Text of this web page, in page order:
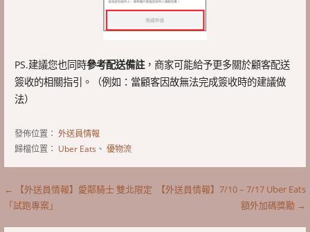
PS.建議您也同時參考配送備註，商家可能給予更多關於顧客配送
簽收的相關指引。（例如：當顧客因故無法完成簽收時的建議做
法）
發佈位置： 外送員情報
歸檔位置： Uber Eats 、 優物流
文
章
← 【外送員情報】愛鄰騎士 雙北限定
「試跑專案」
【外送員情報】7/10 – 7/17 Uber Eats
額外加碼獎勵 →